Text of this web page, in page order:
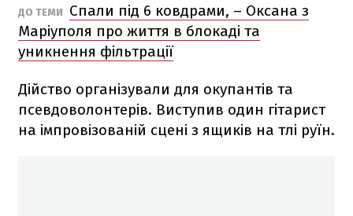
ДО ТЕМИ
Спали під 6 ковдрами, – Оксана з
Маріуполя про життя в блокаді та
уникнення фільтрації
Дійство організували для окупантів та
псевдоволонтерів. Виступив один гітарист
на імпровізованій сцені з ящиків на тлі руїн.